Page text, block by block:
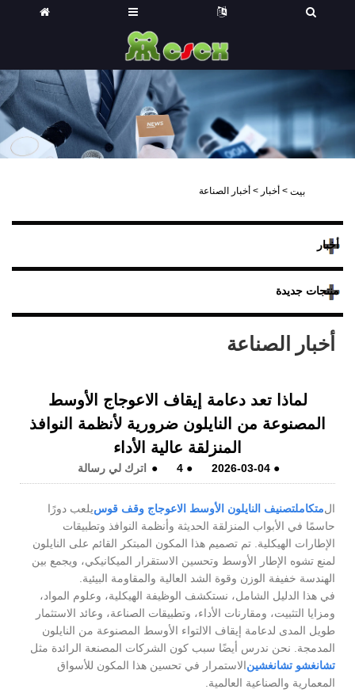
بيت > أخبار > أخبار الصناعة
أخبار
منتجات جديدة
أخبار الصناعة
لماذا تعد دعامة إيقاف الاعوجاج الأوسط
المصنوعة من النايلون ضرورية لأنظمة النوافذ
المنزلقة عالية الأداء
●
2026-03-04
●
4
● اترك لي رسالة
المتكاملتصنيف النايلون الأوسط الاعوجاج وقف قوسيلعب دورًا
حاسمًا في الأبواب المنزلقة الحديثة وأنظمة النوافذ وتطبيقات
الإطارات الهيكلية. تم تصميم هذا المكون المبتكر القائم على النايلون
لمنع تشوه الإطار الأوسط وتحسين الاستقرار الميكانيكي، ويجمع بين
الهندسة خفيفة الوزن وقوة الشد العالية والمقاومة البيئية.
في هذا الدليل الشامل، نستكشف الوظيفة الهيكلية، وعلوم المواد،
ومزايا التثبيت، ومقارنات الأداء، وتطبيقات الصناعة، وعائد الاستثمار
طويل المدى لدعامة إيقاف الالتواء الأوسط المصنوعة من النايلون
المدمجة. نحن ندرس أيضًا سبب كون الشركات المصنعة الرائدة مثل
تشانغشو تشانغشينالاستمرار في تحسين هذا المكون للأسواق
المعمارية والصناعية العالمية.